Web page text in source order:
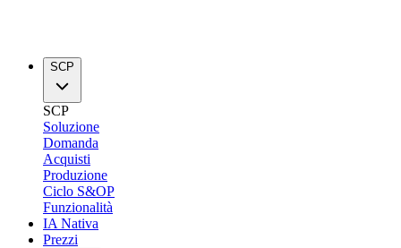
SCP
SCP
Soluzione
Domanda
Acquisti
Produzione
Ciclo S&OP
Funzionalità
IA Nativa
Prezzi